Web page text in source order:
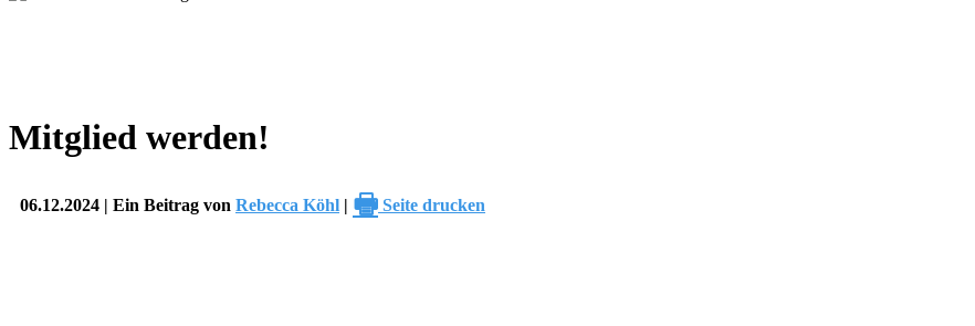
Mitglied werden!
06.12.2024 | Ein Beitrag von Rebecca Köhl | 🖶 Seite drucken